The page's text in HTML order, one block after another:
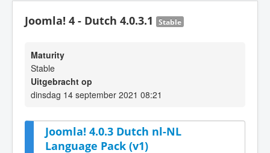
Joomla! 4 - Dutch 4.0.3.1 Stable
Maturity
Stable
Uitgebracht op
dinsdag 14 september 2021 08:21
Joomla! 4.0.3 Dutch nl-NL
Language Pack (v1)